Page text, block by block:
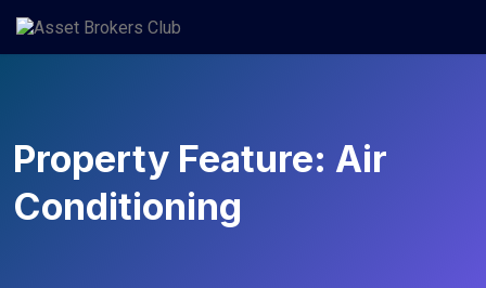
Property Feature: Air
Conditioning